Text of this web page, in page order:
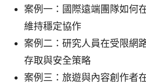
案例一：國際遠端團隊如何
維持穩定協作
案例二：研究人員在受限網
存取與安全策略
案例三：旅遊與內容創作者